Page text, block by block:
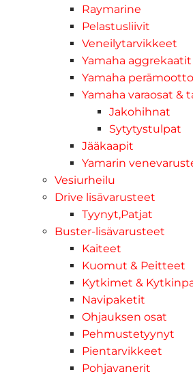
Raymarine
Pelastusliivit
Veneilytarvikkeet
Yamaha aggrekaatit
Yamaha
Yamaha varaosat &
Jakohihnat
Sytytystulpat
Jääkaapit
Yamarin
Vesiurheilu
Drive lisävarusteet
Tyynyt,Patjat
Buster-lisävarusteet
Kaiteet
Kuomut & Peitteet
Kytkimet &
Navipaketit
Ohjauksen osat
Pehmustetyynyt
Pientarvikkeet
Pohjavanerit